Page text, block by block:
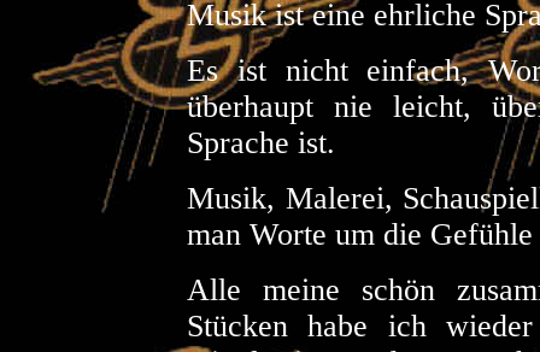
Musik ist eine ehrliche
Es ist nicht einfach,
überhaupt nie leicht,
Sprache ist.
Musik, Malerei,
man Worte um die
Alle meine schön
Stücken habe ich